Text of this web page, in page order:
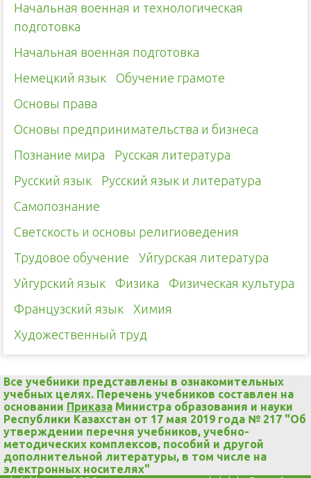
Начальная военная и технологическая
подготовка
Начальная военная подготовка
Немецкий язык
Обучение грамоте
Основы права
Основы предпринимательства и бизнеса
Познание мира
Русская литература
Русский язык
Русский язык и литература
Самопознание
Светскость и основы религиоведения
Трудовое обучение
Уйгурская литература
Уйгурский язык
Физика
Физическая культура
Французский язык
Химия
Художественный труд
Все учебники представлены в ознакомительных
учебных целях. Перечень учебников составлен на
основании Приказа Министра образования и науки
Республики Казахстан от 17 мая 2019 года № 217 "Об
утверждении перечня учебников, учебно-
методических комплексов, пособий и другой
дополнительной литературы, в том числе на
электронных носителях"